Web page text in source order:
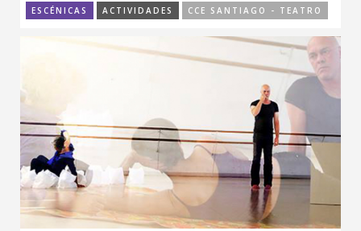
ESCÉNICAS ACTIVIDADES CCE SANTIAGO - TEATRO